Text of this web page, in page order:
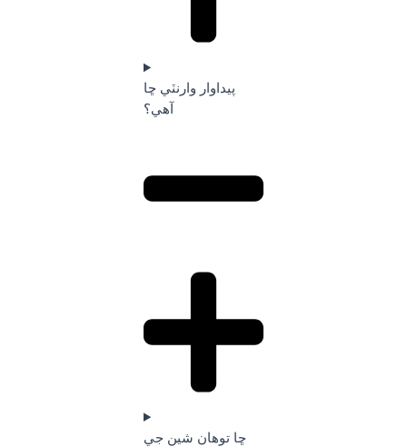
پيداوار وارنٽي ڇا
آهي؟
ڇا توهان شين جي